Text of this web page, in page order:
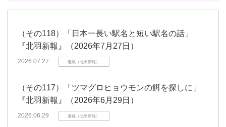
（その118）「日本一長い駅名と短い駅名の話」
『北羽新報』（2026年7月27日）
2026.07.27 連載（北羽新報）
（その117）「ツマグロヒョウモンの餌を探しに」
『北羽新報』（2026年6月29日）
2026.06.29 連載（北羽新報）